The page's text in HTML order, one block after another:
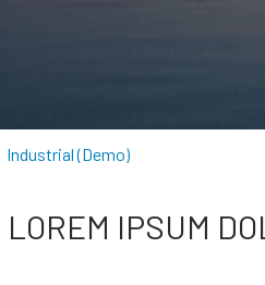
Industrial (Demo)
LOREM IPSUM